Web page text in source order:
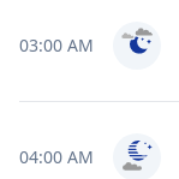
03:00 AM
04:00 AM